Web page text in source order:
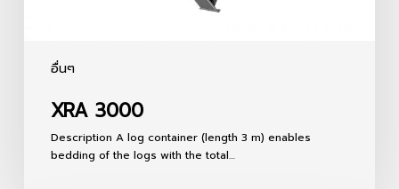
อื่นๆ
XRA 3000
Description A log container (length 3 m) enables
bedding of the logs with the total…